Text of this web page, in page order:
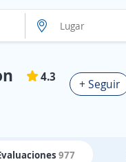
4.3
+ Seguir
977